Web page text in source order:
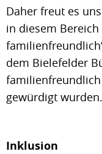
Daher freut es
in diesem
dem Bielefelder
familienfreundlich
gewürdigt wurden.
Inklusion